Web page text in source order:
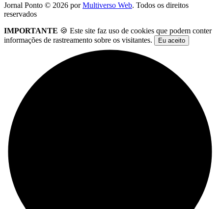
Jornal Ponto © 2026 porMultiverso Web. Todos os direitos
reservados
IMPORTANTE 🍪 Este site faz uso de cookies que podem conter
informações de rastreamento sobre os visitantes.
Eu aceito